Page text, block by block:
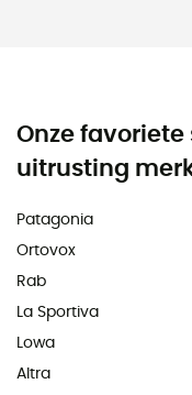
Onze
uitrusting
Patagonia
Ortovox
Rab
La Sportiva
Lowa
Altra